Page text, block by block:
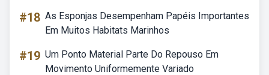
#18 As Esponjas Desempenham Papéis Importantes
Em Muitos Habitats Marinhos
#19 Um Ponto Material Parte Do Repouso Em
Movimento Uniformemente Variado